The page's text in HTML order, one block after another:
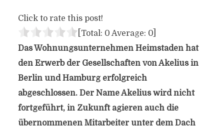
Click to rate this post!
[Total: 0 Average: 0]
Das Wohnungsunternehmen Heimstaden hat
den Erwerb der Gesellschaften von Akelius in
Berlin und Hamburg erfolgreich
abgeschlossen. Der Name Akelius wird nicht
fortgeführt, in Zukunft agieren auch die
übernommenen Mitarbeiter unter dem Dach